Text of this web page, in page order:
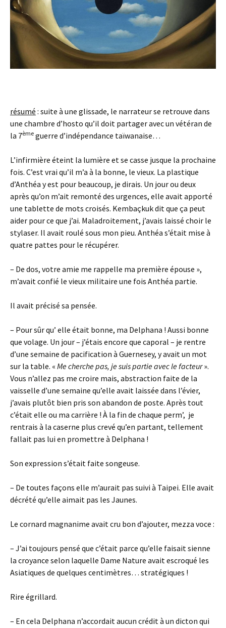
résumé : suite à une glissade, le narrateur se retrouve dans
une chambre d’hosto qu’il doit partager avec un vétéran de
la 7ème guerre d’indépendance taïwanaise…
L’infirmière éteint la lumière et se casse jusque la prochaine
fois. C’est vrai qu’il m’a à la bonne, le vieux. La plastique
d’Anthéa y est pour beaucoup, je dirais. Un jour ou deux
après qu’on m’ait remonté des urgences, elle avait apporté
une tablette de mots croisés. Kembaçkuk dit que ça peut
aider pour ce que j’ai. Maladroitement, j’avais laissé choir le
stylaser. Il avait roulé sous mon pieu. Anthéa s’était mise à
quatre pattes pour le récupérer.
– De dos, votre amie me rappelle ma première épouse »,
m’avait confié le vieux militaire une fois Anthéa partie.
Il avait précisé sa pensée.
– Pour sûr qu’ elle était bonne, ma Delphana ! Aussi bonne
que volage. Un jour – j’étais encore que caporal – je rentre
d’une semaine de pacification à Guernesey, y avait un mot
sur la table. « Me cherche pas, je suis partie avec le facteur».
Vous n’allez pas me croire mais, abstraction faite de la
vaisselle d’une semaine qu’elle avait laissée dans l’évier,
j’avais plutôt bien pris son abandon de poste. Après tout
c’était elle ou ma carrière ! À la fin de chaque perm’, je
rentrais à la caserne plus crevé qu’en partant, tellement
fallait pas lui en promettre à Delphana !
Son expression s’était faite songeuse.
– De toutes façons elle m’aurait pas suivi à Taipei. Elle avait
décrété qu’elle aimait pas les Jaunes.
Le cornard magnanime avait cru bon d’ajouter, mezza voce :
– J’ai toujours pensé que c’était parce qu’elle faisait sienne
la croyance selon laquelle Dame Nature avait escroqué les
Asiatiques de quelques centimètres… stratégiques !
Rire égrillard.
– En cela Delphana n’accordait aucun crédit à un dicton qui